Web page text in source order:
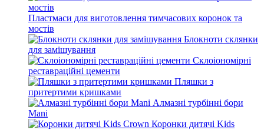
Пластмаси для виготовлення тимчасових коронок та
мостів
Блокноти склянки
для замішування
Склоіономірні
реставраційні цементи
Пляшки з
притертими кришками
Алмазні турбінні бори
Mani
Коронки дитячі Kids